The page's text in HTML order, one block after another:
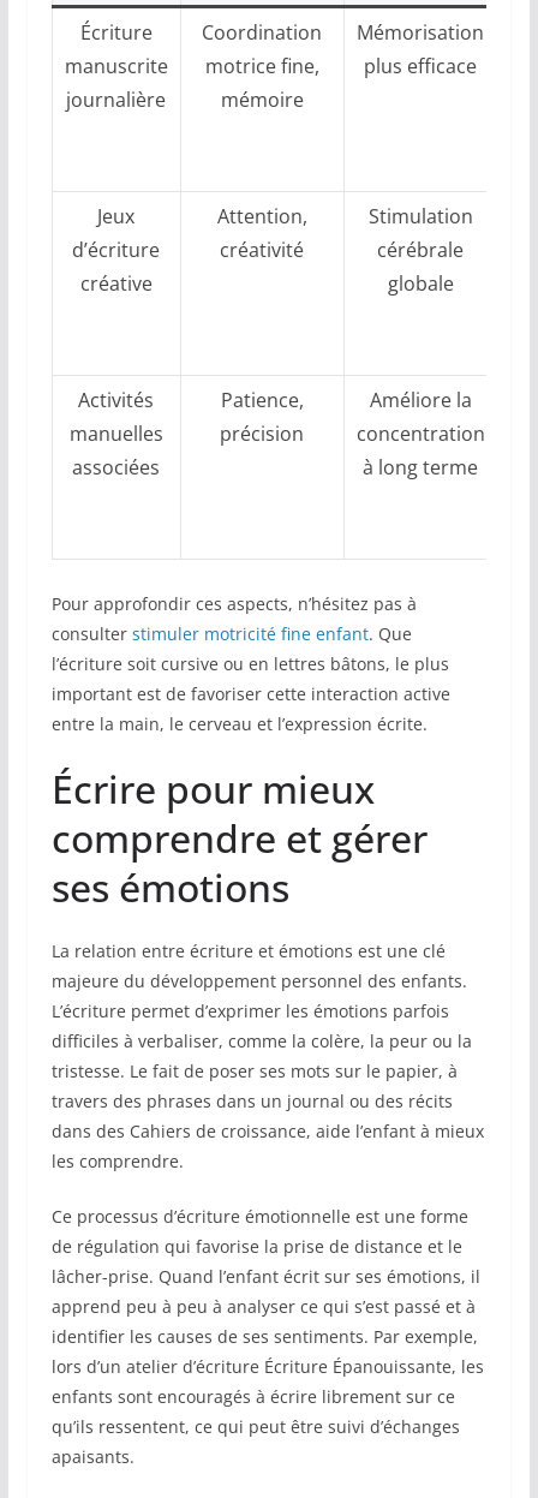
Écriture
manuscrite
journalière
Coordination
motrice fine,
mémoire
Mémorisation
plus efficace
Jeux
d’écriture
créative
Attention,
créativité
Stimulation
cérébrale
globale
Activités
manuelles
associées
Patience,
précision
Améliore la
concentration
à long terme
Pour approfondir ces aspects, n’hésitez pas à
consulter stimuler motricité fine enfant. Que
l’écriture soit cursive ou en lettres bâtons, le plus
important est de favoriser cette interaction active
entre la main, le cerveau et l’expression écrite.
Écrire pour mieux
comprendre et gérer
ses émotions
La relation entre écriture et émotions est une clé
majeure du développement personnel des enfants.
L’écriture permet d’exprimer les émotions parfois
difficiles à verbaliser, comme la colère, la peur ou la
tristesse. Le fait de poser ses mots sur le papier, à
travers des phrases dans un journal ou des récits
dans des Cahiers de croissance, aide l’enfant à mieux
les comprendre.
Ce processus d’écriture émotionnelle est une forme
de régulation qui favorise la prise de distance et le
lâcher-prise. Quand l’enfant écrit sur ses émotions, il
apprend peu à peu à analyser ce qui s’est passé et à
identifier les causes de ses sentiments. Par exemple,
lors d’un atelier d’écriture Écriture Épanouissante, les
enfants sont encouragés à écrire librement sur ce
qu’ils ressentent, ce qui peut être suivi d’échanges
apaisants.